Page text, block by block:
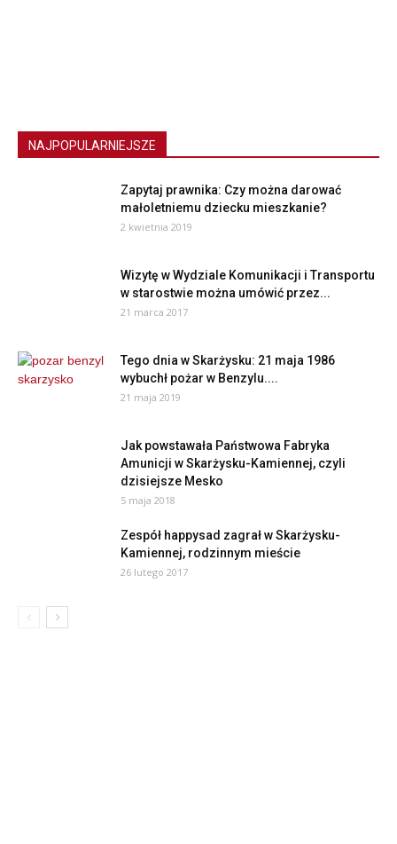
NAJPOPULARNIEJSZE
Zapytaj prawnika: Czy można darować
małoletniemu dziecku mieszkanie?
2 kwietnia 2019
Wizytę w Wydziale Komunikacji i Transportu
w starostwie można umówić przez...
21 marca 2017
Tego dnia w Skarżysku: 21 maja 1986
wybuchł pożar w Benzylu....
21 maja 2019
Jak powstawała Państwowa Fabryka
Amunicji w Skarżysku-Kamiennej, czyli
dzisiejsze Mesko
5 maja 2018
Zespół happysad zagrał w Skarżysku-
Kamiennej, rodzinnym mieście
26 lutego 2017